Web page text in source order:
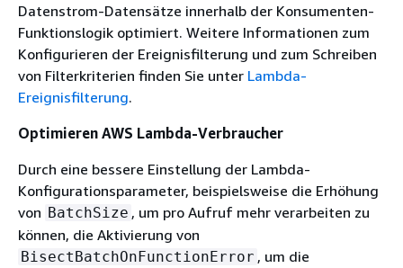
Datenstrom-Datensätze innerhalb der Konsumenten-
Funktionslogik optimiert. Weitere Informationen zum
Konfigurieren der Ereignisfilterung und zum Schreiben
von Filterkriterien finden Sie unter Lambda-
Ereignisfilterung.
Optimieren AWS Lambda-Verbraucher
Durch eine bessere Einstellung der Lambda-
Konfigurationsparameter, beispielsweise die Erhöhung
von BatchSize , um pro Aufruf mehr verarbeiten zu
können, die Aktivierung von
BisectBatchOnFunctionError , um die